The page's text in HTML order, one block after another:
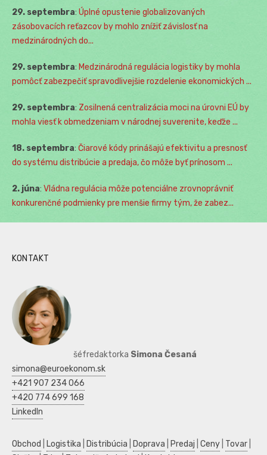
29. septembra: Úplné opustenie globalizovaných
zásobovacích reťazcov by mohlo znížiť závislosť na
medzinárodných do...
29. septembra: Medzinárodná regulácia logistiky by mohla
pomôcť zabezpečiť spravodlivejšie rozdelenie ekonomických ...
29. septembra: Zosilnená centralizácia moci na úrovni EÚ by
mohla viesť k obmedzeniam v národnej suverenite, keďže ...
18. septembra: Čiarové kódy prinášajú efektivitu a presnosť
do systému distribúcie a predaja, čo môže byť prínosom ...
2. júna: Vládna regulácia môže potenciálne zrovnoprávniť
konkurenčné podmienky pre menšie firmy tým, že zabez...
KONTAKT
šéfredaktorka Simona Česaná
simona@euroekonom.sk
+421 907 234 066
+420 774 699 168
LinkedIn
Obchod Logistika Distribúcia Doprava Predaj Ceny Tovar